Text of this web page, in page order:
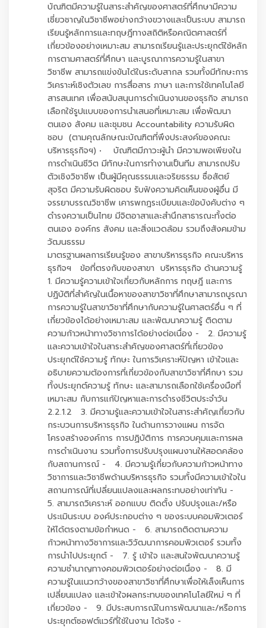
บัณฑิตมีความรู้ในสาระสำคัญของศาสตร์ที่ศึกษามีความ
เชี่ยวชาญในวิชาชีพอย่างกว้างขวางและเป็นระบบ สามารถ
เรียนรู้หลักการและทฤษฎีทางสถิติหรือคณิตศาสตร์ที่
เกี่ยวข้องอย่างเหมาะสม สามารถเรียนรู้และประยุกต์ใช้หลัก
การตามศาสตร์ที่ศึกษา และบูรณาการความรู้ในสาขา
วิชาชีพ สามารถแข่งขันได้ในระดับสากล รวมทั้งมีทักษะการ
วิเคราะห์เชิงตัวเลข การสื่อสาร ภาษา และการใช้เทคโนโลยี
สารสนเทศ เพื่อสนับสนุนการดำเนินงานของธุรกิจ สามารถ
เลือกใช้รูปแบบของการนำเสนอที่เหมาะสม เพื่อพัฒนา
ตนเอง สังคม และชุมชน Accountability ความรับผิด
ชอบ (ตามคุณลักษณะบัณฑิตที่พึงประสงค์ของคณะ
บริหารธุรกิจฯ) • บัณฑิตมีภาวะผู้นำ มีความพอเพียงใน
การดำเนินชีวิต มีทักษะในการทำงานเป็นทีม สามารถปรับ
ตัวเชิงวิชาชีพ เป็นผู้มีคุณธรรมและจริยธรรม ซื่อสัตย์
สุจริต มีความรับผิดชอบ รับฟังความคิดเห็นของผู้อื่น มี
จรรยาบรรณวิชาชีพ เคารพกฎระเบียบและข้อบังคับต่าง ๆ
ดำรงความเป็นไทย มีจิตอาสาและสำนึกสาธารณะทั้งต่อ
ตนเอง องค์กร สังคม และสิ่งแวดล้อม รวมถึงสังคมข้าม
วัฒนธรรม
มาตรฐานผลการเรียนรู้ของ สาขาบริหารธุรกิจ คณะบริหาร
ธุรกิจฯ ข้อที่ตรงกับของสาขา บริหารธุรกิจ ด้านความรู้
1. มีความรู้ความเข้าใจเกี่ยวกับหลักการ ทฤษฎี และการ
ปฏิบัติที่สำคัญในเนื้อหาของสาขาวิชาที่ศึกษาสามารถบูรณา
การความรู้ในสาขาวิชาที่ศึกษากับความรู้ในศาสตร์อื่น ๆ ที่
เกี่ยวข้องได้อย่างเหมาะสม และพัฒนาความรู้ ติดตาม
ความก้าวหน้าทางวิชาการได้อย่างต่อเนื่อง - 2. มีความรู้
และความเข้าใจในสาระสำคัญของศาสตร์ที่เกี่ยวข้อง
ประยุกต์ใช้ความรู้ ทักษะ ในการวิเคราะห์ปัญหา เข้าใจและ
อธิบายความต้องการที่เกี่ยวข้องกับสาขาวิชาที่ศึกษา รวม
ทั้งประยุกต์ความรู้ ทักษะ และสามารถเลือกใช้เครื่องมือที่
เหมาะสม กับการแก้ปัญหาและการดำรงชีวิตประจำวัน
2.2.1.2 3. มีความรู้และความเข้าใจในสาระสำคัญเกี่ยวกับ
กระบวนการบริหารธุรกิจ ในด้านการวางแผน การจัด
โครงสร้างองค์การ การปฏิบัติการ การควบคุมและการผล
การดำเนินงาน รวมทั้งการปรับปรุงแผนงานให้สอดคล้อง
กับสถานการณ์ - 4. มีความรู้เกี่ยวกับความก้าวหน้าทาง
วิชาการและวิชาชีพด้านบริหารธุรกิจ รวมทั้งมีความเข้าใจใน
สถานการณ์ที่เปลี่ยนแปลงและผลกระทบอย่างเท่าทัน -
5. สามารถวิเคราะห์ ออกแบบ ติดตั้ง ปรับปรุงและ/หรือ
ประเมินระบบ องค์ประกอบต่าง ๆ ของระบบคอมพิวเตอร์
ให้ได้ตรงตามข้อกำหนด - 6. สามารถติดตามความ
ก้าวหน้าทางวิชาการและวิวัฒนาการคอมพิวเตอร์ รวมทั้ง
การนำไปประยุกต์ - 7. รู้ เข้าใจ และสนใจพัฒนาความรู้
ความชำนาญทางคอมพิวเตอร์อย่างต่อเนื่อง - 8. มี
ความรู้ในแนวกว้างของสาขาวิชาที่ศึกษาเพื่อให้เล็งเห็นการ
เปลี่ยนแปลง และเข้าใจผลกระทบของเทคโนโลยีใหม่ ๆ ที่
เกี่ยวข้อง - 9. มีประสบการณ์ในการพัฒนาและ/หรือการ
ประยุกต์ซอฟต์แวร์ที่ใช้ในงาน ได้จริง -